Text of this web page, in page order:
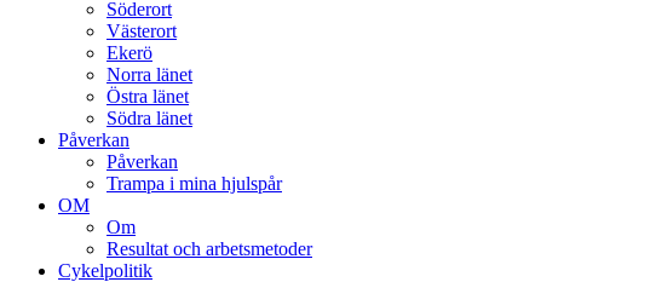
Söderort
Västerort
Ekerö
Norra länet
Östra länet
Södra länet
Påverkan
Påverkan
Trampa i mina hjulspår
OM
Om
Resultat och arbetsmetoder
Cykelpolitik